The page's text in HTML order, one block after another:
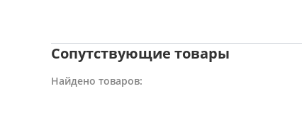
Сопутствующие товары
Найдено товаров: